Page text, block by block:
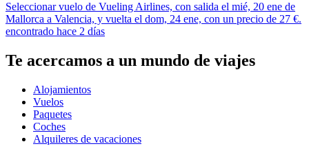
Seleccionar vuelo de Vueling Airlines, con salida el mié, 20 ene de
Mallorca a Valencia, y vuelta el dom, 24 ene, con un precio de 27 €.
encontrado hace 2 días
Te acercamos a un mundo de viajes
Alojamientos
Vuelos
Paquetes
Coches
Alquileres de vacaciones